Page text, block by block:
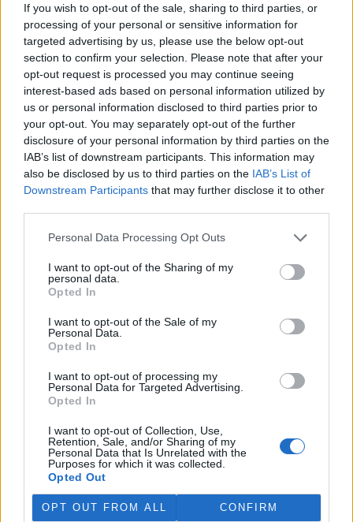
If you wish to opt-out of the sale, sharing to third parties, or
processing of your personal or sensitive information for
targeted advertising by us, please use the below opt-out
section to confirm your selection. Please note that after your
opt-out request is processed you may continue seeing
interest-based ads based on personal information utilized by
us or personal information disclosed to third parties prior to
your opt-out. You may separately opt-out of the further
disclosure of your personal information by third parties on the
IAB’s list of downstream participants. This information may
also be disclosed by us to third parties on the IAB’s List of
Downstream Participants that may further disclose it to other
Personal Data Processing Opt Outs
I want to opt-out of the Sharing of my
personal data.
Opted In
I want to opt-out of the Sale of my
Personal Data.
Opted In
I want to opt-out of processing my
Personal Data for Targeted Advertising.
Opted In
I want to opt-out of Collection, Use,
Retention, Sale, and/or Sharing of my
Personal Data that Is Unrelated with the
Purposes for which it was collected.
Opted Out
OPT OUT FROM ALL CONFIRM
Celníci odhalili gang překupníků papoušků, zajistili
stovku ptáků
5.8.2026 20:13 (ČTK)
Celníci odhalili gang
překupníků chráněných druhů
papoušků působící v několika
krajích a zajistili asi stovku
ptáků. S odchytem a
zajištěním zvířat celníkům pomohly zoo v Praze, Zlíně a Ostravě. V
ostravské zahradě také papoušci nalezli dočasné útočiště. V
tiskové zprávě nawebucelníků to oznámila mluvčí Celní správy ČR
Martina Kaňková. Případem se zabývá policie.
pronásledovali velrybáře
Islandské úřady nařídily
vyhoštění 21 aktivistů
pobřežní stráž s policií zabavily
jejich loď, která pronásledovala velrybářské plavidlo. Pasažéři lodi
patřící nadaci kanadsko-amerického ekologického aktivisty Paula
palubě nebyl. Píše o tom agentura AFP s odvoláním na islandskou
policii.
Záchranná stanice v Praze přijímá kvůli vedrům více
volně žijících zvířat
5.8.2026 17:40 | PRAHA (
teplotám pracovníci pražské